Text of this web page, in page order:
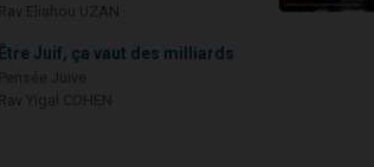
Être Juif, ça vaut des milliards